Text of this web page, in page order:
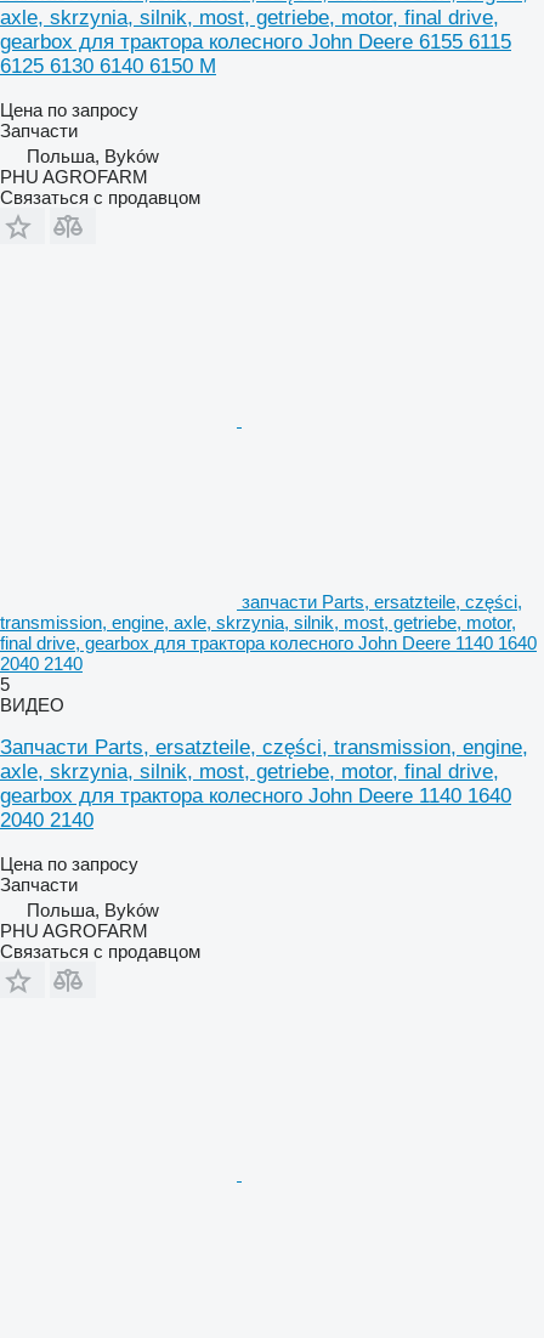
axle, skrzynia, silnik, most, getriebe, motor, final drive,
gearbox для трактора колесного John Deere 6155 6115
6125 6130 6140 6150 M
Цена по запросу
Запчасти
Польша, Byków
PHU AGROFARM
Связаться с продавцом
запчасти Parts, ersatzteile, części,
transmission, engine, axle, skrzynia, silnik, most, getriebe, motor,
final drive, gearbox для трактора колесного John Deere 1140 1640
2040 2140
5
ВИДЕО
Запчасти Parts, ersatzteile, części, transmission, engine,
axle, skrzynia, silnik, most, getriebe, motor, final drive,
gearbox для трактора колесного John Deere 1140 1640
2040 2140
Цена по запросу
Запчасти
Польша, Byków
PHU AGROFARM
Связаться с продавцом